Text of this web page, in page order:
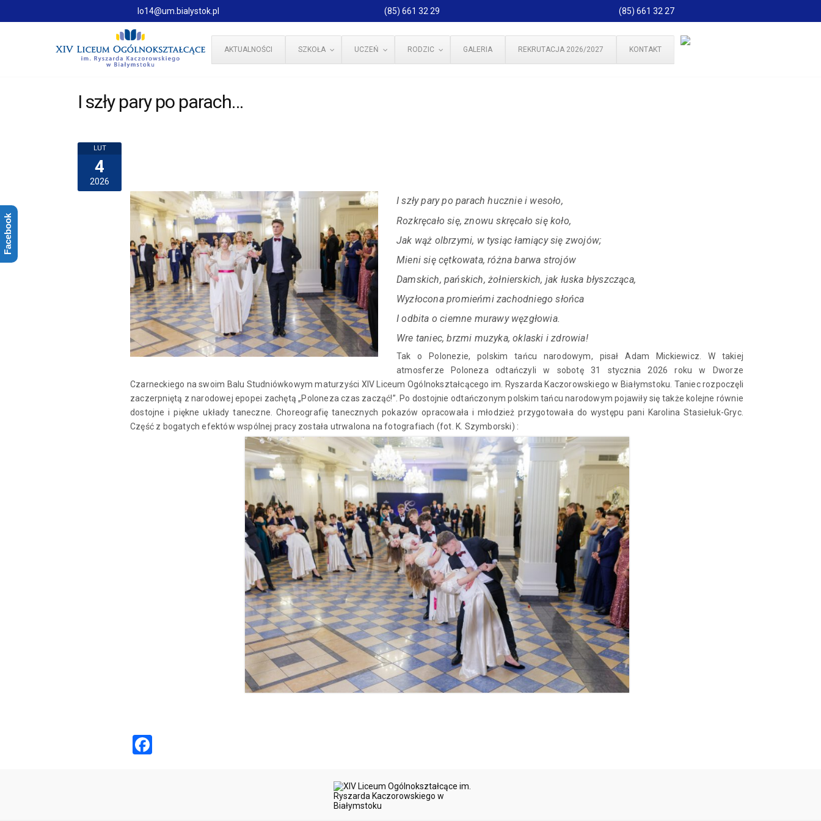
lo14@um.bialystok.pl (85) 661 32 29 (85) 661 32 27
AKTUALNOŚCI SZKOŁA UCZEŃ RODZIC GALERIA REKRUTACJA 2026/2027 KONTAKT
I szły pary po parach…
LUT
4
2026
I szły pary po parach hucznie i wesoło,
Rozkręcało się, znowu skręcało się koło,
Jak wąż olbrzymi, w tysiąc łamiący się zwojów;
Mieni się cętkowata, różna barwa strojów
Damskich, pańskich, żołnierskich, jak łuska błyszcząca,
Wyzłocona promieńmi zachodniego słońca
I odbita o ciemne murawy węzgłowia.
Wre taniec, brzmi muzyka, oklaski i zdrowia!
Tak o Polonezie, polskim tańcu narodowym, pisał Adam Mickiewicz. W takiej
atmosferze Poloneza odtańczyli w sobotę 31 stycznia 2026 roku w Dworze
Czarneckiego na swoim Balu Studniówkowym maturzyści XIV Liceum Ogólnokształcącego im. Ryszarda Kaczorowskiego w Białymstoku. Taniec rozpoczęli
zaczerpniętą z narodowej epopei zachętą „Poloneza czas zacząć!”. Po dostojnie odtańczonym polskim tańcu narodowym pojawiły się także kolejne równie
dostojne i piękne układy taneczne. Choreografię tanecznych pokazów opracowała i młodzież przygotowała do występu pani Karolina Stasiełuk-Gryc.
Część z bogatych efektów wspólnej pracy została utrwalona na fotografiach (fot. K. Szymborski) :
Facebook